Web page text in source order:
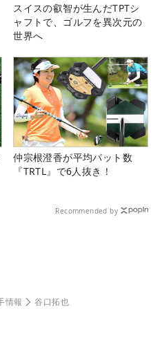
スイスの叡智が生んだTPTシ
ャフトで、ゴルフを異次元の
世界へ
仲宗根澄香が平均パット数
『TRTL』で6人抜き！
Recommended by
情報 谷口拓也